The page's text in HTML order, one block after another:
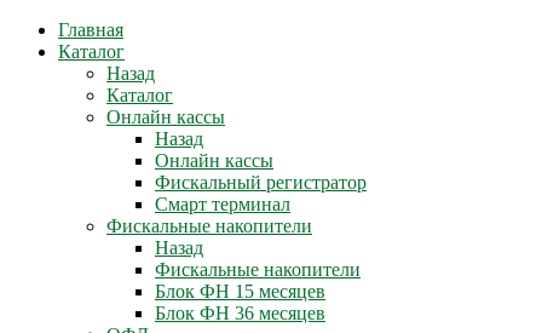
Главная
Каталог
Назад
Каталог
Онлайн кассы
Назад
Онлайн кассы
Фискальный регистратор
Смарт терминал
Фискальные накопители
Назад
Фискальные накопители
Блок ФН 15 месяцев
Блок ФН 36 месяцев